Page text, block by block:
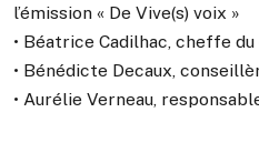
l’émission « De Vive(s) voix »
• Béatrice Cadilhac, cheffe
• Bénédicte Decaux,
• Aurélie Verneau,